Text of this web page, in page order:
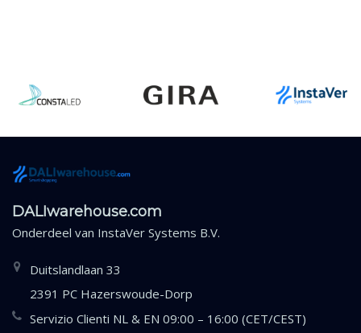
DALIwarehouse.com
Onderdeel van InstaVer Systems B.V.
Duitslandlaan 33
2391 PC Hazerswoude-Dorp
Servizio Clienti NL & EN 09:00 – 16:00 (CET/CEST)